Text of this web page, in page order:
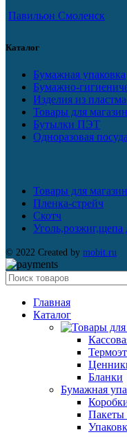
Павильон Смоленск
Каталог
Бумажная упаковка
Бумажно-
Изделия из
Товары для
Бутылки ПЭТ
Одноразовая посуда
Товары для
Пленка-стрейч
Скотч
Уголь,розжиг,щепа
© 2022 Created by mobit.ru
Главная
Каталог
Бланки
Бумажная
Пакеты